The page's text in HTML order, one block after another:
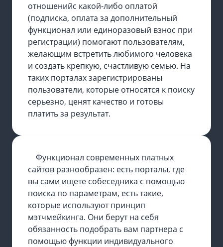
отношенийс какой-либо оплатой
(подписка, оплата за дополнительный
функционал или единоразовый взнос при
регистрации) помогают пользователям,
желающим встретить любимого человека
и создать крепкую, счастливую семью. На
таких порталах зарегистрированы
пользователи, которые относятся к поиску
серьезно, ценят качество и готовы
платить за результат.
Функционал современных платных
сайтов разнообразен: есть порталы, где
вы сами ищете собеседника с помощью
поиска по параметрам, есть такие,
которые используют принцип
мэтчмейкинга. Они берут на себя
обязанность подобрать вам партнера с
помощью функции индивидуального